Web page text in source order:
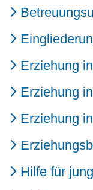
Erziehung
Erziehung
Erziehung
Hilfe für